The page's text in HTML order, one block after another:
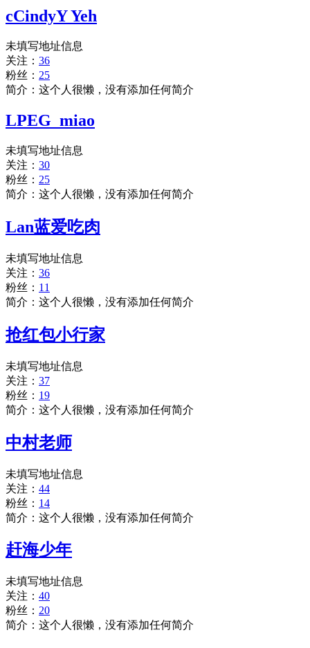
cCindyY Yeh
未填写地址信息
关注： 36
粉丝： 25
简介：这个人很懒，没有添加任何简介
LPEG_miao
未填写地址信息
关注： 30
粉丝： 25
简介：这个人很懒，没有添加任何简介
Lan蓝爱吃肉
未填写地址信息
关注： 36
粉丝： 11
简介：这个人很懒，没有添加任何简介
抢红包小行家
未填写地址信息
关注： 37
粉丝： 19
简介：这个人很懒，没有添加任何简介
中村老师
未填写地址信息
关注： 44
粉丝： 14
简介：这个人很懒，没有添加任何简介
赶海少年
未填写地址信息
关注： 40
粉丝： 20
简介：这个人很懒，没有添加任何简介